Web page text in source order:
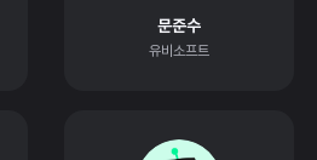
문준수
유비소프트